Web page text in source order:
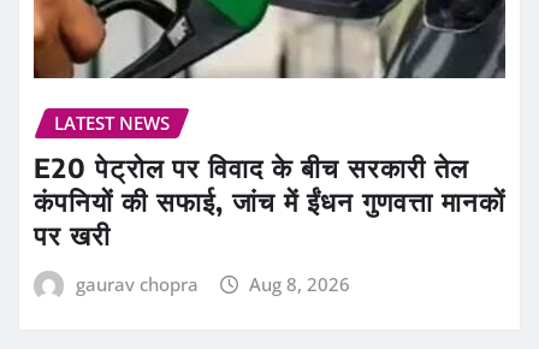
LATEST NEWS
E20 पेट्रोल पर विवाद के बीच सरकारी तेल
कंपनियों की सफाई, जांच में ईंधन गुणवत्ता मानकों
पर खरी
gaurav chopra Aug 8, 2026